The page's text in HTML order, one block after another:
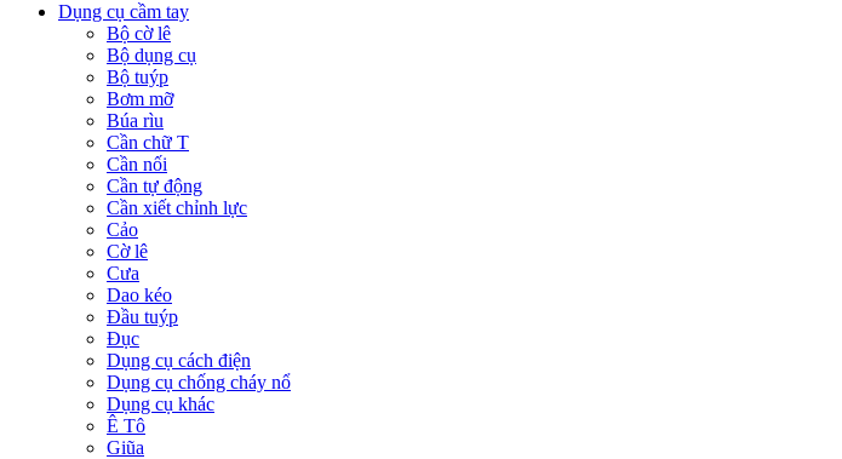
Dụng cụ cầm tay
Bộ cờ lê
Bộ dụng cụ
Bộ tuýp
Bơm mỡ
Búa rìu
Cần chữ T
Cần nối
Cần tự động
Cần xiết chỉnh lực
Cảo
Cờ lê
Cưa
Dao kéo
Đầu tuýp
Đục
Dụng cụ cách điện
Dụng cụ chống cháy nổ
Dụng cụ khác
Ê Tô
Giũa